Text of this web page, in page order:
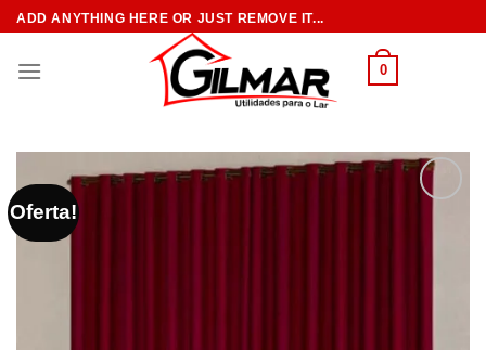
Skip
content
ADD ANYTHING HERE OR JUST REMOVE IT...
0
Oferta!